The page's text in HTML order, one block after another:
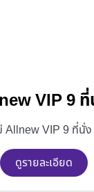
VIP 9
Allnew VIP 9 ที่นั่
ดูรายละเอียด